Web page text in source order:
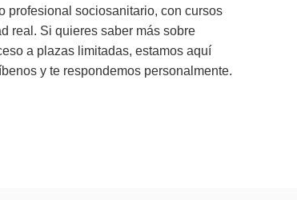
profesional sociosanitario, con cursos
real. Si quieres saber más sobre
a plazas limitadas, estamos aquí
y te respondemos personalmente.